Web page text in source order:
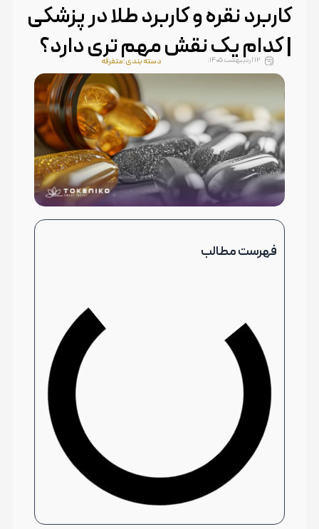
کاربرد نقره و کاربرد طلا در پزشکی
| کدام یک نقش مهم تری دارد؟
12 اردیبهشت 1405
دسته بندی:متفرقه
فهرست مطالب